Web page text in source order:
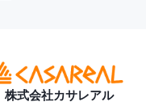
株式会社カサレアル